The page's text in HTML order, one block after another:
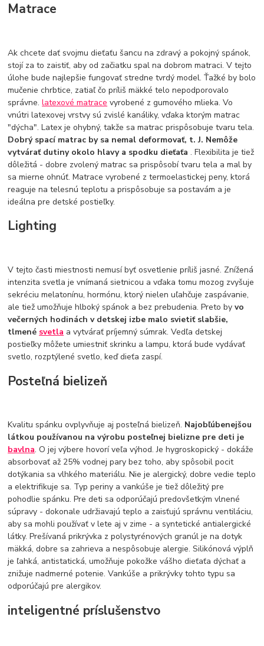
Matrace
Ak chcete dať svojmu dieťaťu šancu na zdravý a pokojný spánok,
stojí za to zaistiť, aby od začiatku spal na dobrom matraci. V tejto
úlohe bude najlepšie fungovať stredne tvrdý model. Ťažké by bolo
mučenie chrbtice, zatiaľ čo príliš mäkké telo nepodporovalo
správne.latexové matrace vyrobené z gumového mlieka. Vo
vnútri latexovej vrstvy sú zvislé kanáliky, vďaka ktorým matrac
"dýcha". Latex je ohybný, takže sa matrac prispôsobuje tvaru tela.
Dobrý spací matrac by sa nemal deformovať, t. J. Nemôže
vytvárať dutiny okolo hlavy a spodku dieťaťa. Flexibilita je tiež
dôležitá - dobre zvolený matrac sa prispôsobí tvaru tela a mal by
sa mierne ohnúť. Matrace vyrobené z termoelastickej peny, ktorá
reaguje na telesnú teplotu a prispôsobuje sa postavám a je
ideálna pre detské postieľky.
Lighting
V tejto časti miestnosti nemusí byť osvetlenie príliš jasné. Znížená
intenzita svetla je vnímaná sietnicou a vďaka tomu mozog zvyšuje
sekréciu melatonínu, hormónu, ktorý nielen uľahčuje zaspávanie,
ale tiež umožňuje hlboký spánok a bez prebudenia. Preto byvo
večerných hodinách v detskej izbe malo svietiť slabšie,
tlmené svetla a vytvárať príjemný súmrak. Vedľa detskej
postieľky môžete umiestniť skrinku a lampu, ktorá bude vydávať
svetlo, rozptýlené svetlo, keď dieťa zaspí.
Posteľná bielizeň
Kvalitu spánku ovplyvňuje aj posteľná bielizeň. Najobľúbenejšou
látkou používanou na výrobu posteľnej bielizne pre deti je
bavlna. O jej výbere hovorí veľa výhod. Je hygroskopický - dokáže
absorbovať až 25% vodnej pary bez toho, aby spôsobil pocit
dotýkania sa vlhkého materiálu. Nie je alergický, dobre vedie teplo
a elektrifikuje sa. Typ periny a vankúše je tiež dôležitý pre
pohodlie spánku. Pre deti sa odporúčajú predovšetkým vlnené
súpravy - dokonale udržiavajú teplo a zaisťujú správnu ventiláciu,
aby sa mohli používať v lete aj v zime - a syntetické antialergické
látky. Prešívaná prikrývka z polystyrénových granúl je na dotyk
mäkká, dobre sa zahrieva a nespôsobuje alergie. Silikónová výplň
je ľahká, antistatická, umožňuje pokožke vášho dieťaťa dýchať a
znižuje nadmerné potenie. Vankúše a prikrývky tohto typu sa
odporúčajú pre alergikov.
inteligentné príslušenstvo